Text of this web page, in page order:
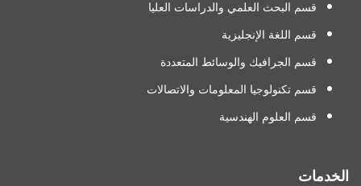
قسم البحث العلمي والدراسات العليا
قسم اللغة الإنجليزية
قسم الجرافيك والوسائط المتعددة
قسم تكنولوجيا المعلومات والاتصالات
قسم العلوم الهندسية
الخدمات